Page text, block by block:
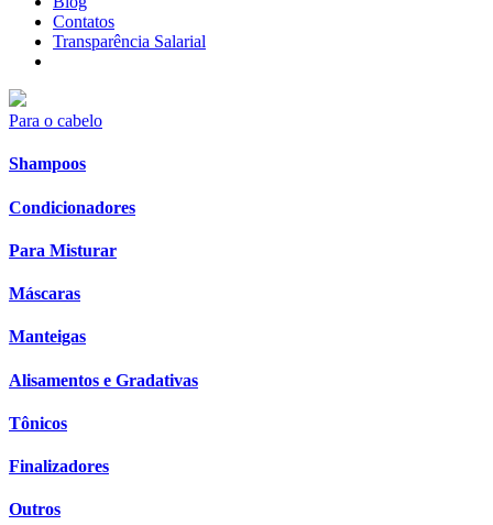
Contatos
Transparência Salarial
Para o cabelo
Shampoos
Condicionadores
Para Misturar
Máscaras
Manteigas
Alisamentos e Gradativas
Tônicos
Finalizadores
Outros